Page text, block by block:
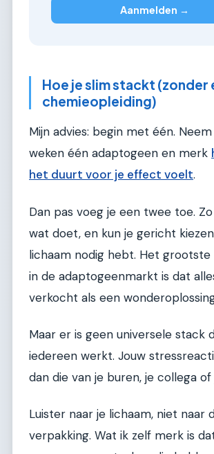
Aanmelden →
Hoe je slim stackt (zonder
chemieopleiding)
Mijn advies: begin met één.
weken één adaptogeen en merk
het duurt voor je effect voelt.
Dan pas voeg je een twee toe.
wat doet, en kun je gericht
lichaam nodig hebt. Het
in de adaptogeenmarkt is dat
verkocht als een
Maar er is geen universele stack
iedereen werkt. Jouw
dan die van je buren, je collega
Luister naar je lichaam, niet naar
verpakking. Wat ik zelf merk is